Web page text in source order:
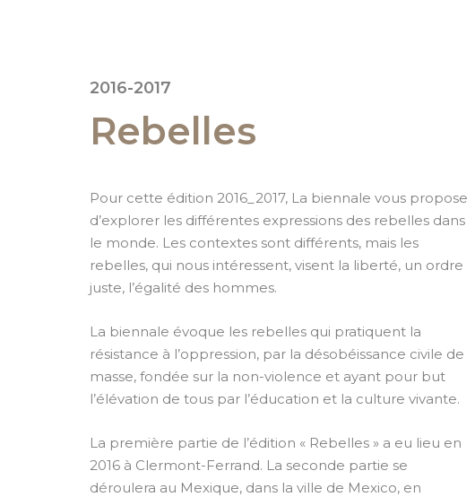
2016-2017
Rebelles
Pour cette édition 2016_2017, La biennale vous propose
d’explorer les différentes expressions des rebelles dans
le monde. Les contextes sont différents, mais les
rebelles, qui nous intéressent, visent la liberté, un ordre
juste, l’égalité des hommes.
La biennale évoque les rebelles qui pratiquent la
résistance à l’oppression, par la désobéissance civile de
masse, fondée sur la non-violence et ayant pour but
l’élévation de tous par l’éducation et la culture vivante.
La première partie de l’édition « Rebelles » a eu lieu en
2016 à Clermont-Ferrand. La seconde partie se
déroulera au Mexique, dans la ville de Mexico, en